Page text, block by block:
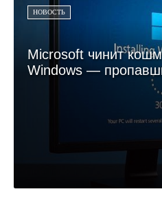
НОВОСТЬ
Microsoft чинит
Windows —